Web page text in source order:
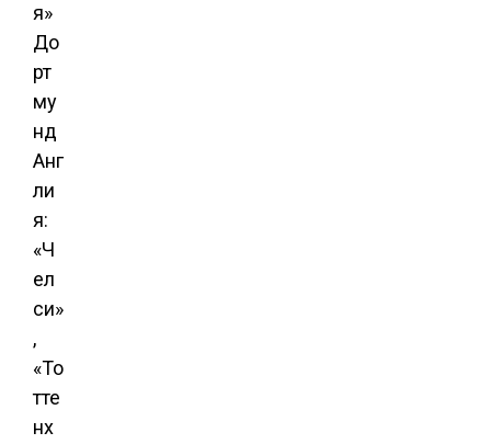
я»
До
рт
му
нд
Анг
ли
я:
«Ч
ел
си»
,
«То
тте
нх